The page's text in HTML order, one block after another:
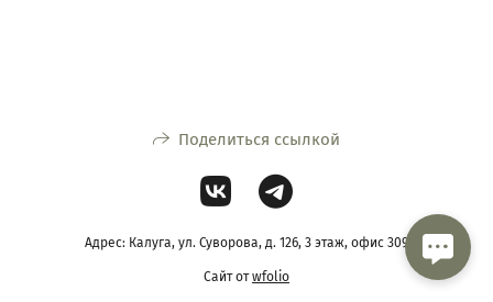
Поделиться ссылкой
Адрес: Калуга, ул. Суворова, д. 126, 3 этаж, офис 309
Сайт отwfolio